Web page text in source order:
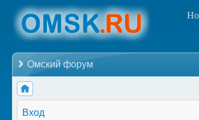
Омский форум
Вход